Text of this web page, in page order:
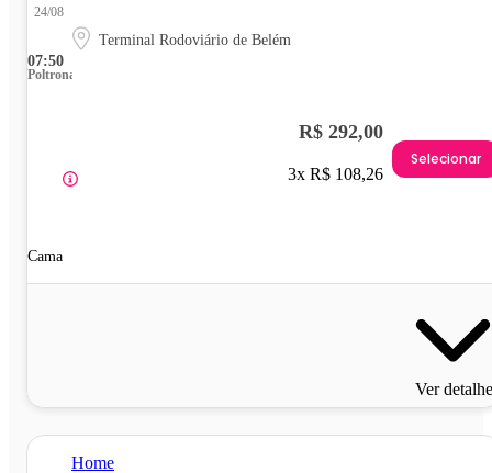
07:50
24/08
Terminal Rodoviário de Belém
Poltrona
Cama
R$ 292,00
3x R$ 108,26
Selecionar
Ver
Home